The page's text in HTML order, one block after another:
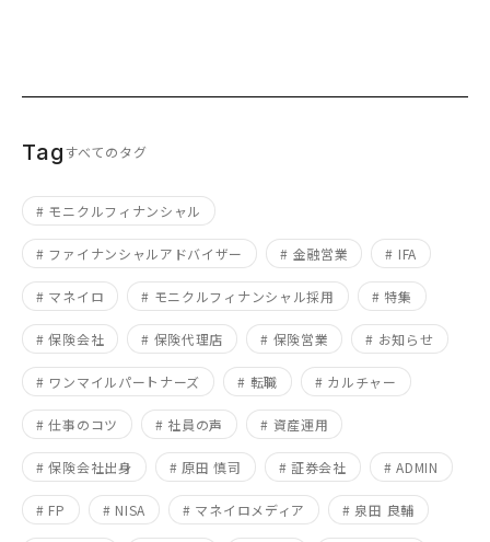
Tagすべてのタグ
# モニクルフィナンシャル
# ファイナンシャルアドバイザー # 金融営業 # IFA
# マネイロ # モニクルフィナンシャル採用 # 特集
# 保険会社 # 保険代理店 # 保険営業 # お知らせ
# ワンマイルパートナーズ # 転職 # カルチャー
# 仕事のコツ # 社員の声 # 資産運用
# 保険会社出身 # 原田 慎司 # 証券会社 # ADMIN
# FP # NISA # マネイロメディア # 泉田 良輔